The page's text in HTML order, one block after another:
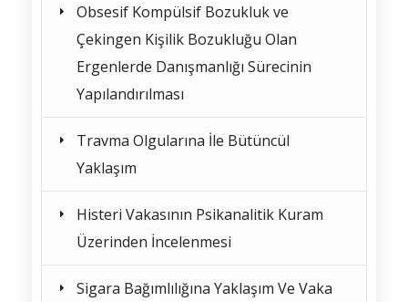
Obsesif Kompülsif Bozukluk ve
Çekingen Kişilik Bozukluğu Olan
Ergenlerde Danışmanlığı Sürecinin
Yapılandırılması
Travma Olgularına İle Bütüncül
Yaklaşım
Histeri Vakasının Psikanalitik Kuram
Üzerinden İncelenmesi
Sigara Bağımlılığına Yaklaşım Ve Vaka